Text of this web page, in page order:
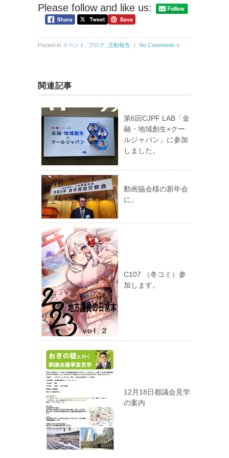
Please follow and like us:
Posted in イベント , ブログ, 活動報告 No Comments »
関連記事
第6回CJPF LAB「金
融・地域創生×クー
ルジャパン」に参加
しました。
動画協会様の新年会
に。
C107 （冬コミ）参
加します。
12月18日都議会見学
の案内